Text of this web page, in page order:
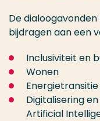
De
bijdragen aan een
Inclusiviteit en
Wonen
Digitalisering
Artificial